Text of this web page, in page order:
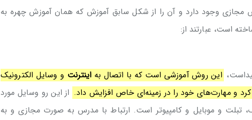
مجازی وجود دارد و آن را از شکل سابق آموزش که همان آموزش چهره به
است، عبارتند از:
این روش آموزشی است که با اتصال به اینترنت و وسایل الکترونیک
و مهارت‌های خود را در زمینه‌ای خاص افزایش داد. از این رو وسایل مورد
تبلت و موبایل و کامپیوتر است. ارتباط با مدرس به صورت مجازی و به